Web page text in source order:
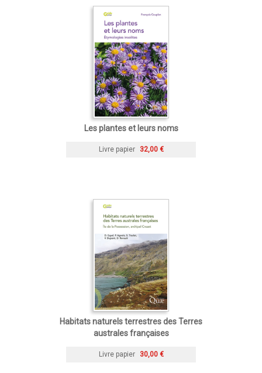
Les plantes et leurs noms
Livre papier 32,00 €
Habitats naturels terrestres des Terres
australes françaises
Livre papier 30,00 €